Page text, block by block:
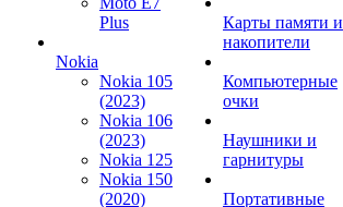
Plus
Nokia
Nokia 105
(2023)
Nokia 106
(2023)
Nokia 125
Nokia 150
(2020)
Карты памяти и
накопители
Компьютерные
очки
Наушники и
гарнитуры
Портативные